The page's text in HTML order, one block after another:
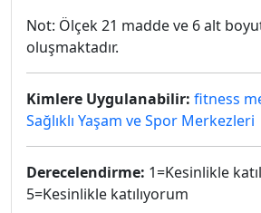
Not: Ölçek 21 madde ve 6 alt
oluşmaktadır.
Kimlere Uygulanabilir: fitness
Sağlıklı Yaşam ve Spor Merkezleri
Derecelendirme: 1=Kesinlikle
5=Kesinlikle katılıyorum